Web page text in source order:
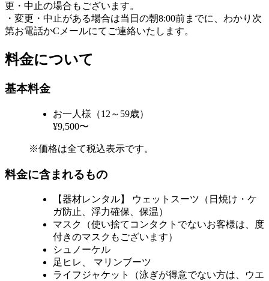
更・中止の場合もございます。
・変更・中止がある場合は当日の朝8:00前までに、わかり次
第お電話かCメールにてご連絡いたします。
料金について
基本料金
お一人様（12～59歳）
¥9,500〜
※価格は全て税込表示です。
料金に含まれるもの
【器材レンタル】 ウェットスーツ（日焼け・ケ
ガ防止、浮力確保、保温）
マスク（使い捨てコンタクトでないお客様は、度
付きのマスクもございます）
シュノーケル
足ヒレ、 マリンブーツ
ライフジャケット（泳ぎが得意でない方は、ウエ